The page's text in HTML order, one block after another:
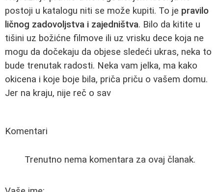
postoji u katalogu niti se može kupiti. To je pravilo
ličnog zadovoljstva i zajedništva. Bilo da kitite u
tišini uz božićne filmove ili uz vrisku dece koja ne
mogu da dočekaju da objese sledeći ukras, neka to
bude trenutak radosti. Neka vam jelka, ma kako
okicena i koje boje bila, priča priču o vašem domu.
Jer na kraju, nije reč o sav
Komentari
Trenutno nema komentara za ovaj članak.